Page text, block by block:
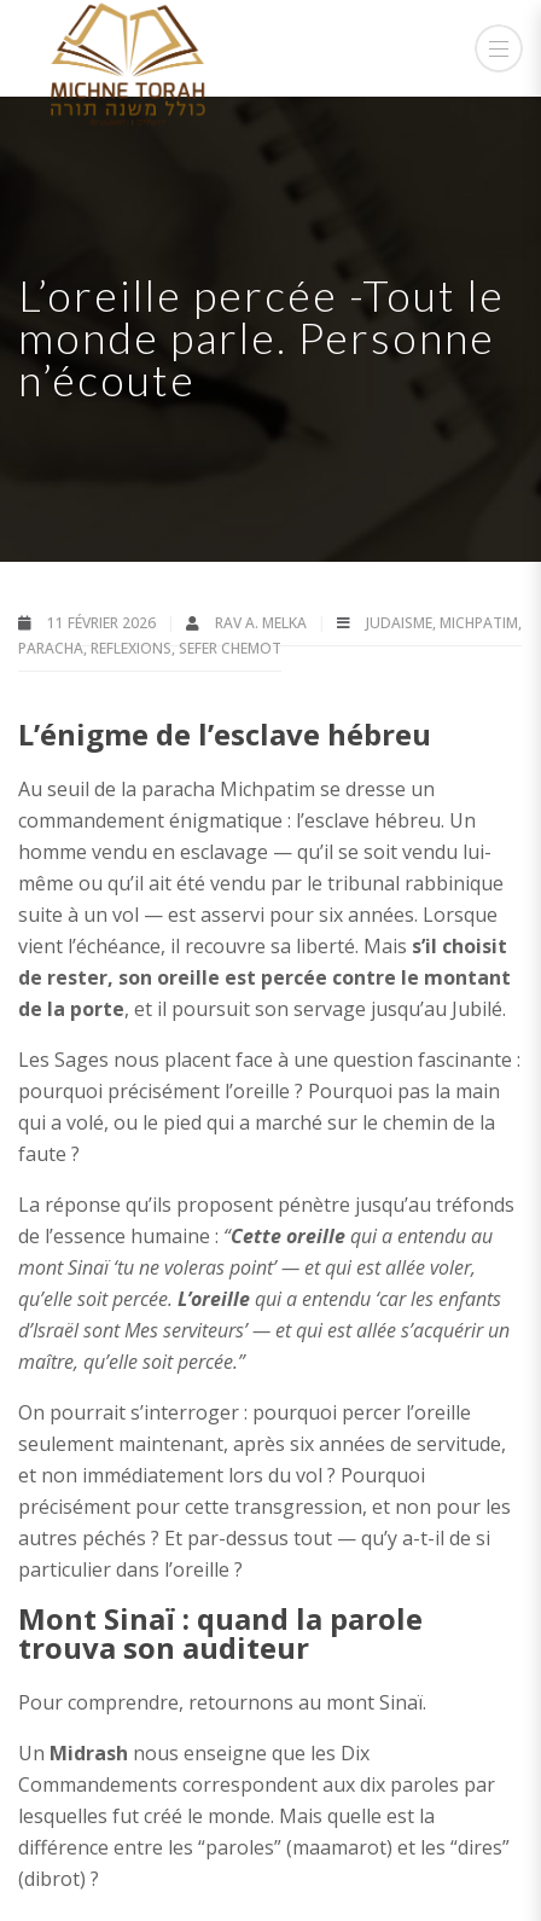
L’oreille percée -Tout le
monde parle. Personne
n’écoute
11 FÉVRIER 2026 RAV A. MELKA JUDAISME, MICHPATIM,
PARACHA, REFLEXIONS, SEFER CHEMOT
L’énigme de l’esclave hébreu
Au seuil de la paracha Michpatim se dresse un
commandement énigmatique : l’esclave hébreu. Un
homme vendu en esclavage — qu’il se soit vendu lui-
même ou qu’il ait été vendu par le tribunal rabbinique
suite à un vol — est asservi pour six années. Lorsque
vient l’échéance, il recouvre sa liberté. Mais s’il choisit
de rester, son oreille est percée contre le montant
de la porte, et il poursuit son servage jusqu’au Jubilé.
Les Sages nous placent face à une question fascinante :
pourquoi précisément l’oreille ? Pourquoi pas la main
qui a volé, ou le pied qui a marché sur le chemin de la
faute ?
La réponse qu’ils proposent pénètre jusqu’au tréfonds
de l’essence humaine : “Cette oreillequi a entendu au
mont Sinaï ‘tu ne voleras point’ — et qui est allée voler,
qu’elle soit percée. L’oreillequi a entendu ‘car les enfants
d’Israël sont Mes serviteurs’ — et qui est allée s’acquérir un
maître, qu’elle soit percée.”
On pourrait s’interroger : pourquoi percer l’oreille
seulement maintenant, après six années de servitude,
et non immédiatement lors du vol ? Pourquoi
précisément pour cette transgression, et non pour les
autres péchés ? Et par-dessus tout — qu’y a-t-il de si
particulier dans l’oreille ?
Mont Sinaï : quand la parole
trouva son auditeur
Pour comprendre, retournons au mont Sinaï.
Un Midrash nous enseigne que les Dix
Commandements correspondent aux dix paroles par
lesquelles fut créé le monde. Mais quelle est la
différence entre les “paroles” (maamarot) et les “dires”
(dibrot) ?